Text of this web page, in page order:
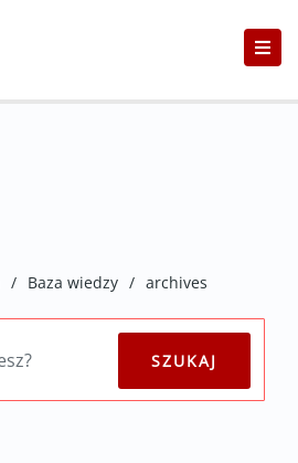
/ Baza wiedzy / archives